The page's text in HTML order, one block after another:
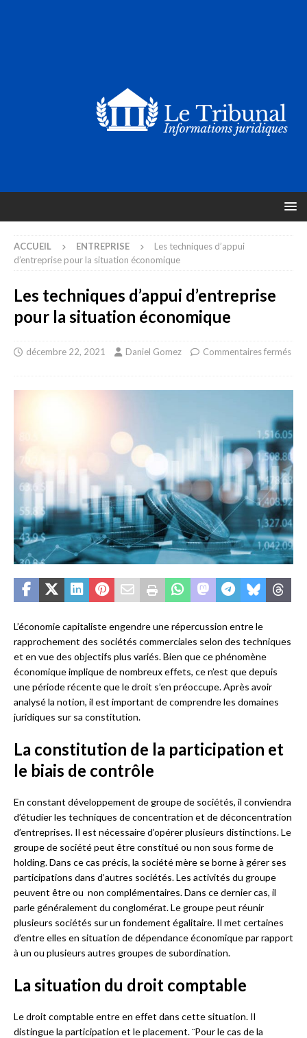
ACCUEIL ENTREPRISE
Les techniques d’appui
d’entreprise pour la situation économique
Les techniques d’appui d’entreprise
pour la situation économique
décembre 22, 2021 Daniel Gomez Commentaires fermés
L’économie capitaliste engendre une répercussion entre le
rapprochement des sociétés commerciales selon des techniques
et en vue des objectifs plus variés. Bien que ce phénomène
économique implique de nombreux effets, ce n’est que depuis
une période récente que le droit s’en préoccupe. Après avoir
analysé la notion, il est important de comprendre les domaines
juridiques sur sa constitution.
La constitution de la participation et
le biais de contrôle
En constant développement de groupe de sociétés, il conviendra
d’étudier les techniques de concentration et de déconcentration
d’entreprises. Il est nécessaire d’opérer plusieurs distinctions. Le
groupe de société peut être constitué ou non sous forme de
holding. Dans ce cas précis, la société mère se borne à gérer ses
participations dans d’autres sociétés. Les activités du groupe
peuvent être ou non complémentaires. Dans ce dernier cas, il
parle généralement du conglomérat. Le groupe peut réunir
plusieurs sociétés sur un fondement égalitaire. Il met certaines
d’entre elles en situation de dépendance économique par rapport
à un ou plusieurs autres groupes de subordination.
La situation du droit comptable
Le droit comptable entre en effet dans cette situation. Il
distingue la participation et le placement. ¨Pour le cas de la